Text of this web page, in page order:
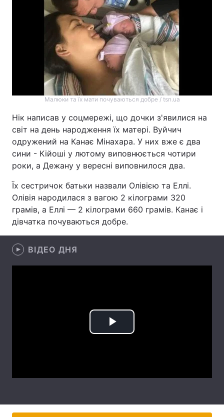
Політика
Світ
Наука
Техно і зв'язок Лайт
Інциденти
Здоров'я Туризм
Цікавинки Погода
Екологія Регіони
Лонгріди
Відео з Youtube Статті
Інтерв'ю
Архів Вакансії
Малюки та їх мати почуваються добре / tsn.ua
Нік написав у соцмережі, що дочки з'явилися на
світ на день народження їх матері. Вуйчич
одружений на Канає Мінахара. У них вже є два
сини - Кійоші у лютому виповнюється чотири
роки, а Дежану у вересні виповнилося два.
Їх сестричок батьки назвали Олівією та Еллі.
Олівія народилася з вагою 2 кілограми 320
грамів, а Еллі — 2 кілограми 660 грамів. Канає і
дівчатка почуваються добре.
ВІДЕО ДНЯ
Play